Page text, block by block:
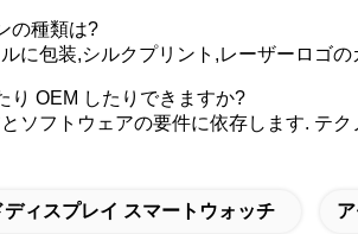
の種類は?
に包装,シルクプリント,レーザーロゴ
り OEM したりできますか?
ソフトウェアの要件に依存します. テ
ディスプレイ スマートウォッチ